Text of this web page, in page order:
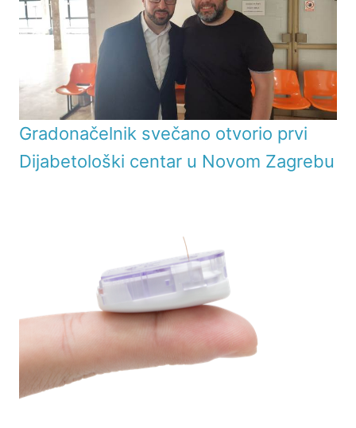
Gradonačelnik svečano otvorio prvi
Dijabetološki centar u Novom Zagrebu